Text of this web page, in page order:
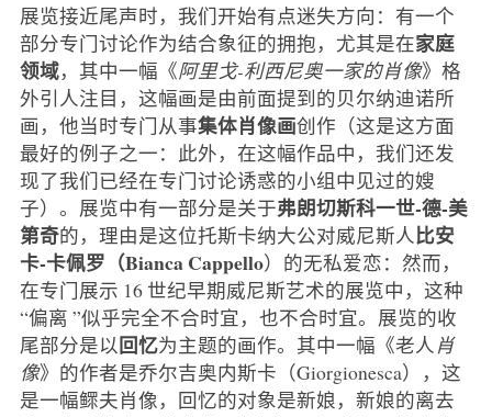
展览接近尾声时，我们开始有点迷失方向：有一个
部分专门讨论作为结合象征的拥抱，尤其是在家庭
领域，其中一幅《阿里戈-利西尼奥一家的肖像》格
外引人注目，这幅画是由前面提到的贝尔纳迪诺所
画，他当时专门从事集体肖像画创作（这是这方面
最好的例子之一：此外，在这幅作品中，我们还发
现了我们已经在专门讨论诱惑的小组中见过的嫂
子）。展览中有一部分是关于弗朗切斯科一世-德-美
第奇的，理由是这位托斯卡纳大公对威尼斯人比安
卡-卡佩罗（Bianca Cappello）的无私爱恋：然而，
在专门展示 16 世纪早期威尼斯艺术的展览中，这种
“偏离 ”似乎完全不合时宜，也不合时宜。展览的收
尾部分是以回忆为主题的画作。其中一幅《老人 肖
像》的作者是乔尔吉奥内斯卡（Giorgionesca），这
是一幅鳏夫肖像，回忆的对象是新娘，新娘的离去